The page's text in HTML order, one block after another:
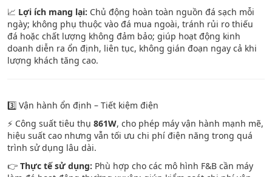
📈 Lợi ích mang lại: Chủ động hoàn toàn nguồn đá sạch mỗi
ngày; không phụ thuộc vào đá mua ngoài, tránh rủi ro thiếu
đá hoặc chất lượng không đảm bảo; giúp hoạt động kinh
doanh diễn ra ổn định, liên tục, không gián đoạn ngay cả khi
lượng khách tăng cao.
3️⃣ Vận hành ổn định – Tiết kiệm điện
⚡ Công suất tiêu thụ 861W, cho phép máy vận hành mạnh mẽ,
hiệu suất cao nhưng vẫn tối ưu chi phí điện năng trong quá
trình sử dụng lâu dài.
👉 Thực tế sử dụng: Phù hợp cho các mô hình F&B cần máy